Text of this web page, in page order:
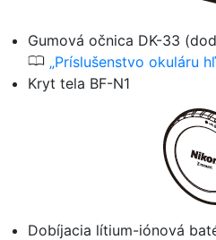
Gumová očnica DK-33
0 Príslušenstvo okuláru
Kryt tela BF-N1
Dobíjacia lítium-iónová